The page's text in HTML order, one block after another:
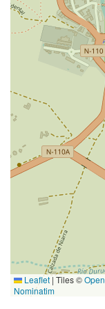
Leaflet|Tiles ©
Nominatim